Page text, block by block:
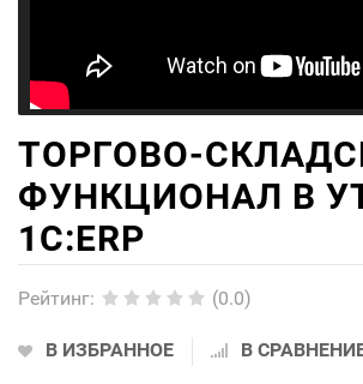
ТОРГОВО-
ФУНКЦИОНАЛ В
1С:ERP
Рейтинг: (0.0)
В ИЗБРАННОЕ В